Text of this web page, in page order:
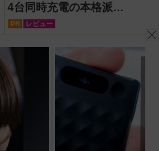
4台同時充電の本格派
『RORRY CharmGo オー
バイルファンもノートPCも
安心
PR レビュー